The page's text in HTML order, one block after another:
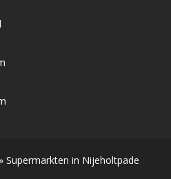
» Supermarkten in Nijeholtpade